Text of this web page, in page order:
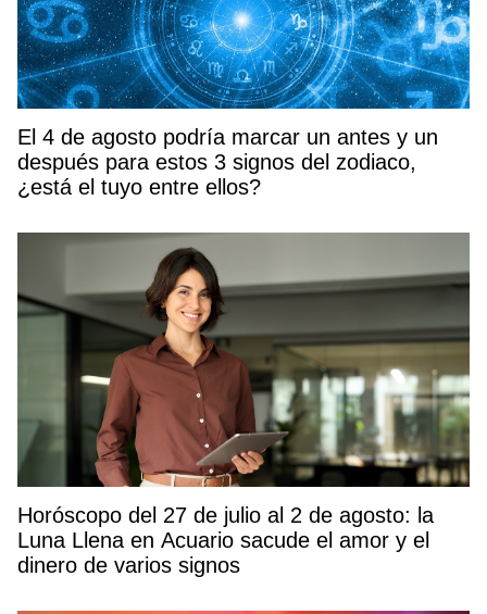
El 4 de agosto podría marcar un antes y un
después para estos 3 signos del zodiaco,
¿está el tuyo entre ellos?
Horóscopo del 27 de julio al 2 de agosto: la
Luna Llena en Acuario sacude el amor y el
dinero de varios signos